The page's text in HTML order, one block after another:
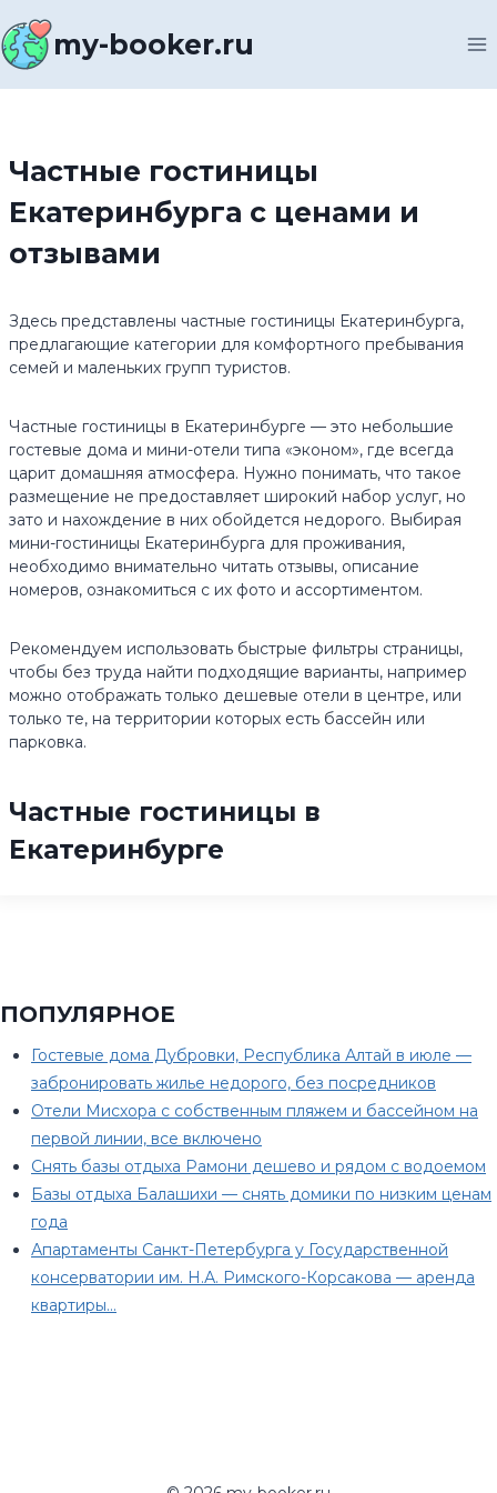
к
содержимомуmy-booker.ru
Частные гостиницы
Екатеринбурга с ценами и
отзывами
Здесь представлены частные гостиницы Екатеринбурга,
предлагающие категории для комфортного пребывания
семей и маленьких групп туристов.
Частные гостиницы в Екатеринбурге — это небольшие
гостевые дома и мини-отели типа «эконом», где всегда
царит домашняя атмосфера. Нужно понимать, что такое
размещение не предоставляет широкий набор услуг, но
зато и нахождение в них обойдется недорого. Выбирая
мини-гостиницы Екатеринбурга для проживания,
необходимо внимательно читать отзывы, описание
номеров, ознакомиться с их фото и ассортиментом.
Рекомендуем использовать быстрые фильтры страницы,
чтобы без труда найти подходящие варианты, например
можно отображать только дешевые отели в центре, или
только те, на территории которых есть бассейн или
парковка.
Частные гостиницы в
Екатеринбурге
ПОПУЛЯРНОЕ
Гостевые дома Дубровки, Республика Алтай в июле —
забронировать жилье недорого, без посредников
Отели Мисхора с собственным пляжем и бассейном на
первой линии, все включено
Снять базы отдыха Рамони дешево и рядом с водоемом
Базы отдыха Балашихи — снять домики по низким ценам
года
Апартаменты Санкт-Петербурга у Государственной
консерватории им. Н.А. Римского-Корсакова — аренда
квартиры…